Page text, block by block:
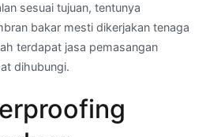
sesuai tujuan, tentunya
bakar mesti dikerjakan tenaga
terdapat jasa pemasangan
dihubungi.